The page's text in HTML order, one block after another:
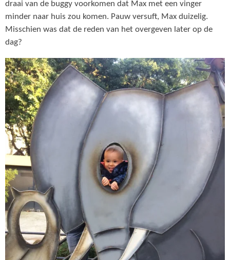
draai van de buggy voorkomen dat Max met een vinger
minder naar huis zou komen. Pauw versuft, Max duizelig.
Misschien was dat de reden van het overgeven later op de
dag?